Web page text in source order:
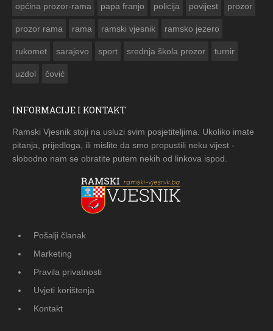
općina prozor-rama papa franjo policija povijest prozor
prozor rama rama ramski vjesnik ramsko jezero
rukomet sarajevo sport srednja škola prozor turnir
uzdol čović
INFORMACIJE I KONTAKT
Ramski Vjesnik stoji na usluzi svim posjetiteljima. Ukoliko imate
pitanja, prijedloga, ili mislite da smo propustili neku vijest -
slobodno nam se obratite putem nekih od linkova ispod.
Pošalji članak
Marketing
Pravila privatnosti
Uvjeti korištenja
Kontakt